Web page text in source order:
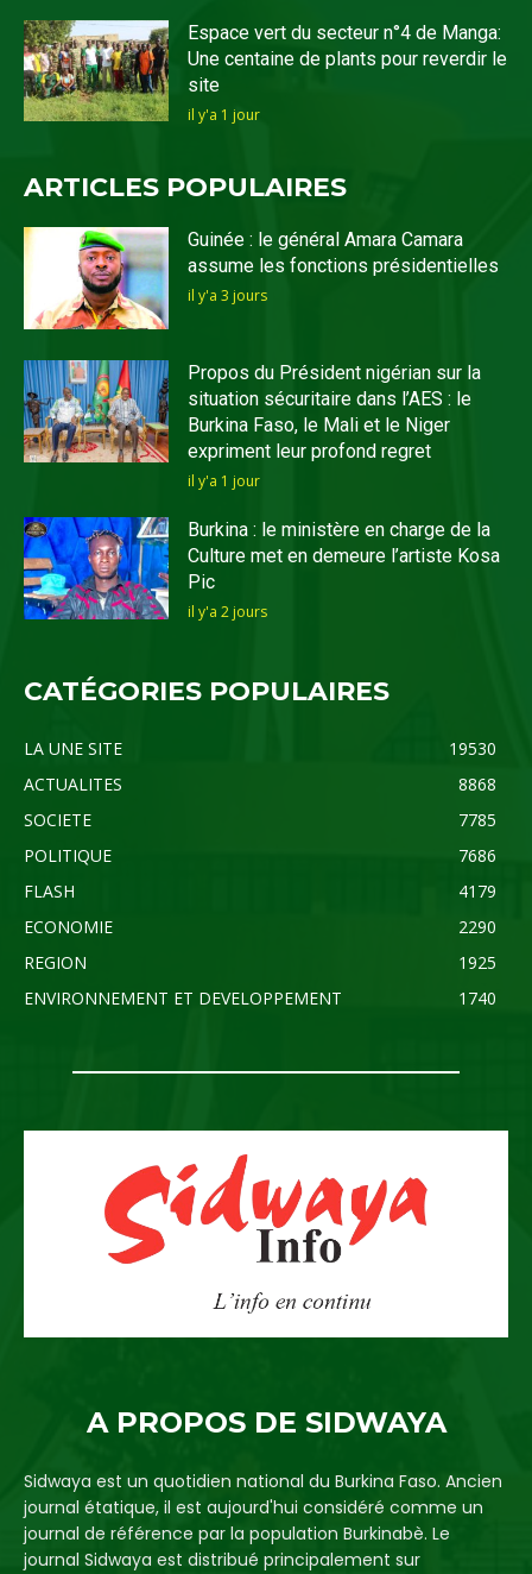
Espace vert du secteur n°4 de Manga:
Une centaine de plants pour reverdir le
site
il y'a 1 jour
ARTICLES POPULAIRES
Guinée : le général Amara Camara
assume les fonctions présidentielles
il y'a 3 jours
Propos du Président nigérian sur la
situation sécuritaire dans l’AES : le
Burkina Faso, le Mali et le Niger
expriment leur profond regret
il y'a 1 jour
Burkina : le ministère en charge de la
Culture met en demeure l’artiste Kosa
Pic
il y'a 2 jours
CATÉGORIES POPULAIRES
LA UNE SITE
19530
ACTUALITES
8868
SOCIETE
7785
POLITIQUE
7686
FLASH
4179
ECONOMIE
2290
REGION
1925
ENVIRONNEMENT ET DEVELOPPEMENT
1740
A PROPOS DE SIDWAYA
Sidwaya est un quotidien national du Burkina Faso. Ancien
journal étatique, il est aujourd'hui considéré comme un
journal de référence par la population Burkinabè. Le
journal Sidwaya est distribué principalement sur